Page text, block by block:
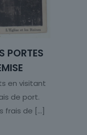
PORTES
en visitant
de port.
frais de […]